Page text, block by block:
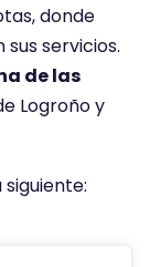
donde
servicios.
de las
Logroño y